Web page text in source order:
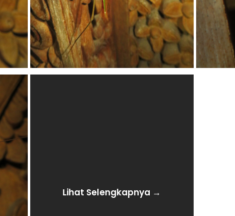
Lihat Selengkapnya →